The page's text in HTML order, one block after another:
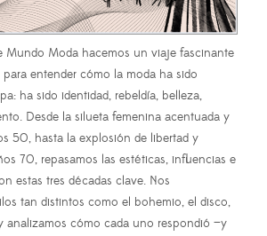
Mundo Moda hacemos un viaje fascinante
entender cómo la moda ha sido
ha sido identidad, rebeldía, belleza,
Desde la silueta femenina acentuada y
50, hasta la explosión de libertad y
70, repasamos las estéticas, influencias e
estas tres décadas clave. Nos
tan distintos como el bohemio, el disco,
analizamos cómo cada uno respondió —y